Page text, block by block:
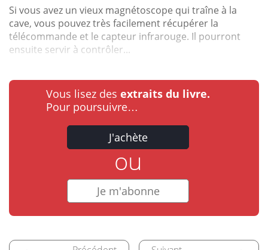
Si vous avez un vieux magnétoscope qui traîne à la
cave, vous pouvez très facilement récupérer la
télécommande et le capteur infrarouge. Il pourront
ensuite servir à contrôler...
Vous lisez des extraits du livre.
Pour poursuivre…
J'achète
ou
Je m'abonne